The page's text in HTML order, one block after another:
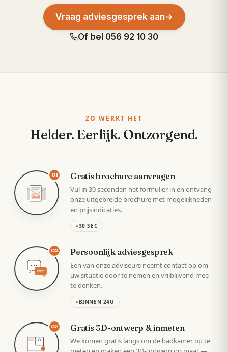
Vraag adviesgesprek aan→
Of bel 056 92 10 30
ZO WERKT HET
Helder. Eerlijk. Ontzorgend.
01 Gratis brochure aanvragen
Vul in 30 seconden het formulier in en ontvang
onze uitgebreide brochure met mogelijkheden
en prijsindicaties.
●30 SEC
02 Persoonlijk adviesgesprek
Een van onze adviseurs neemt contact op om
uw situatie door te nemen en vrijblijvend mee
te denken.
● BINNEN 24U
03 Gratis 3D-ontwerp & inmeten
We komen gratis langs om de badkamer op te